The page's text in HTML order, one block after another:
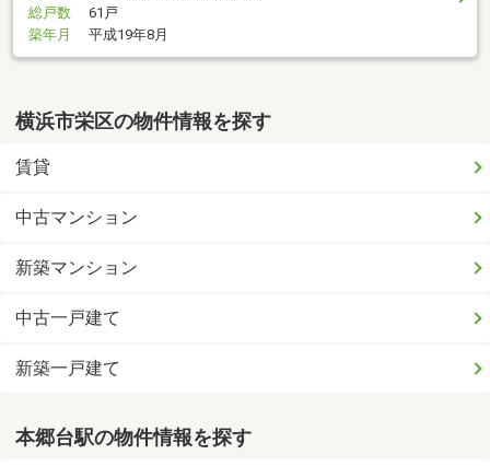
総戸数
61戸
築年月
平成19年8月
横浜市栄区の物件情報を探す
賃貸
中古マンション
新築マンション
中古一戸建て
新築一戸建て
本郷台駅の物件情報を探す